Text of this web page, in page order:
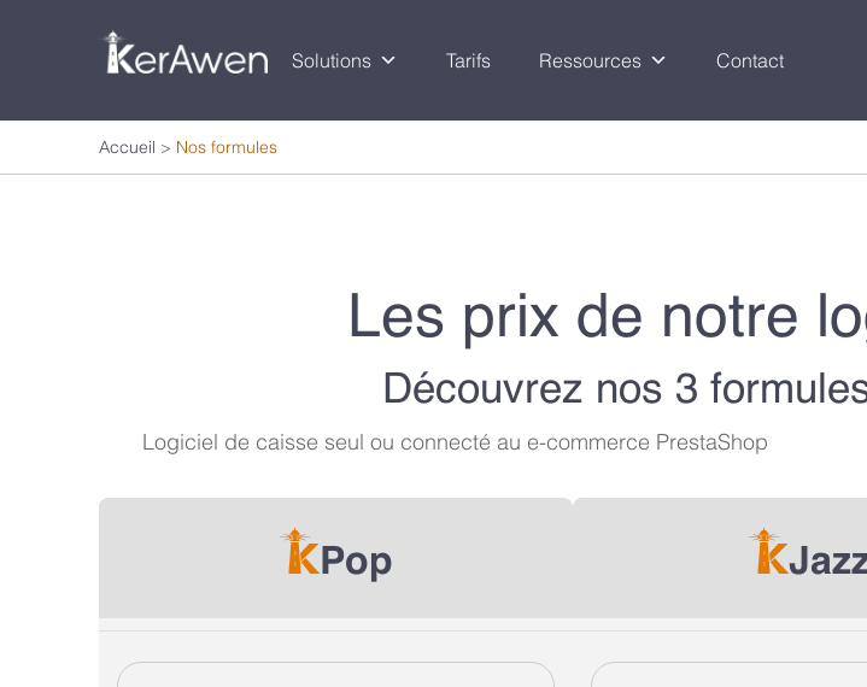
Solutions Tarifs Ressources Contact
Accueil > Nos formules
Les prix de notre
Découvrez nos 3
Logiciel de caisse seul ou connecté au e-commerce PrestaShop
Pop